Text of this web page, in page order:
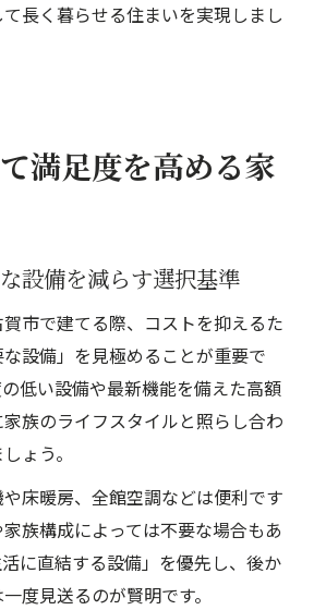
長く暮らせる住まいを実現しまし
満足度を高める家
設備を減らす選択基準
市で建てる際、コストを抑えるた
設備」を見極めることが重要で
低い設備や最新機能を備えた高額
族のライフスタイルと照らし合わ
ょう。
床暖房、全館空調などは便利です
族構成によっては不要な場合もあ
に直結する設備」を優先し、後か
度見送るのが賢明です。